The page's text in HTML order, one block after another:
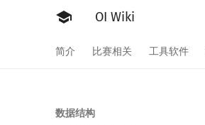
OI Wiki
简介 比赛相关 工具软件
数据结构